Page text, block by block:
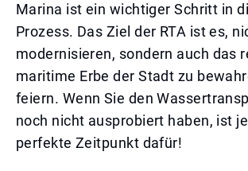
Marina ist ein wichtiger Schritt in
Prozess. Das Ziel der RTA ist es,
modernisieren, sondern auch das
maritime Erbe der Stadt zu
feiern. Wenn Sie den
noch nicht ausprobiert haben, ist
perfekte Zeitpunkt dafür!